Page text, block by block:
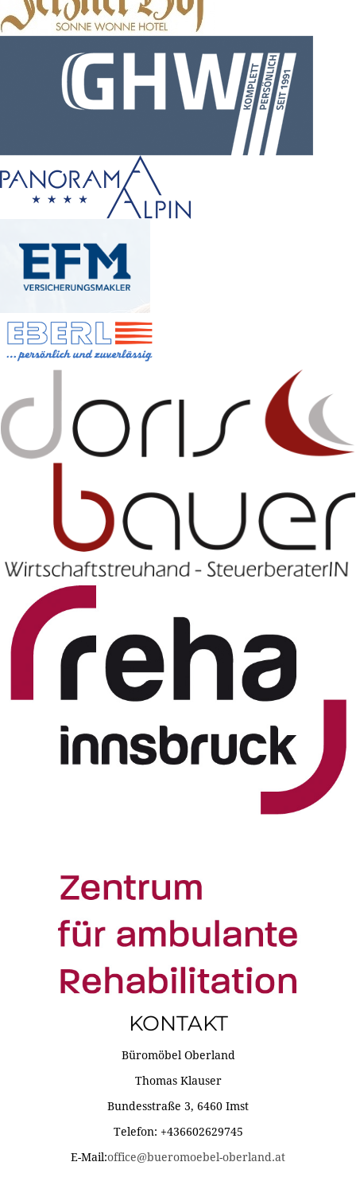
KONTAKT
Büromöbel Oberland
Thomas Klauser
Bundesstraße 3, 6460 Imst
Telefon: +436602629745
E-Mail:office@bueromoebel-oberland.at